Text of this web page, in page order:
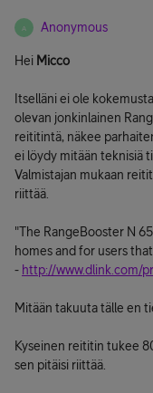
A Anonymous
Hei Micco
Itselläni ei ole
olevan jonkinlainen
reititintä, näkee
ei löydy mitään teknisiä
Valmistajan mukaan
riittää.
"The RangeBooster N
homes and for users
- http://www.dlink.com/
Mitään takuuta tälle en
Kyseinen reititin tukee
sen pitäisi riittää.